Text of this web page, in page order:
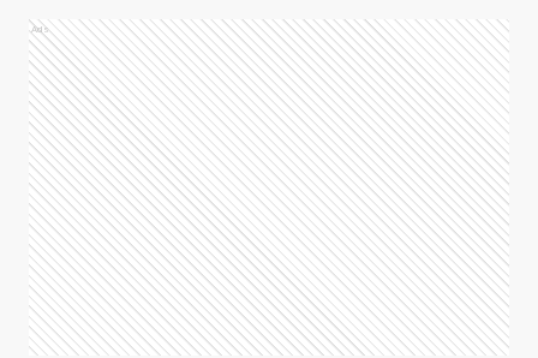
Ads